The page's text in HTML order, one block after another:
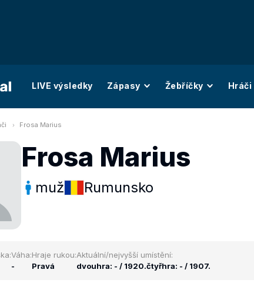
LIVE výsledky Zápasy Žebříčky Hráči
Frosa Marius
Frosa Marius
muž Rumunsko
Váha:
-
Hraje rukou:
Pravá
Aktuální/nejvyšší umístění:
dvouhra: - / 1920.čtyřhra: - / 1907.